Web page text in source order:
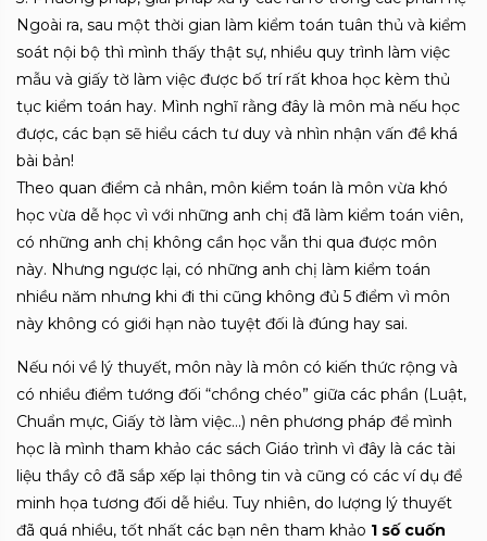
Ngoài ra, sau một thời gian làm kiểm toán tuân thủ và kiểm
soát nội bộ thì mình thấy thật sự, nhiều quy trình làm việc
mẫu và giấy tờ làm việc được bố trí rất khoa học kèm thủ
tục kiểm toán hay. Mình nghĩ rằng đây là môn mà nếu học
được, các bạn sẽ hiểu cách tư duy và nhìn nhận vấn đề khá
bài bản!
Theo quan điểm cả nhân, môn kiểm toán là môn vừa khó
học vừa dễ học vì với những anh chị đã làm kiểm toán viên,
có những anh chị không cần học vẫn thi qua được môn
này. Nhưng ngược lại, có những anh chị làm kiểm toán
nhiều năm nhưng khi đi thi cũng không đủ 5 điểm vì môn
này không có giới hạn nào tuyệt đối là đúng hay sai.
Nếu nói về lý thuyết, môn này là môn có kiến thức rộng và
có nhiều điểm tướng đối “chồng chéo” giữa các phần (Luật,
Chuẩn mực, Giấy tờ làm việc…) nên phương pháp để mình
học là mình tham khảo các sách Giáo trình vì đây là các tài
liệu thầy cô đã sắp xếp lại thông tin và cũng có các ví dụ để
minh họa tương đối dễ hiểu. Tuy nhiên, do lượng lý thuyết
đã quá nhiều, tốt nhất các bạn nên tham khảo 1 số cuốn